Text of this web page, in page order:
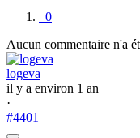
0
Aucun commentaire n'a
logeva
il y a environ 1 an
·
#4401